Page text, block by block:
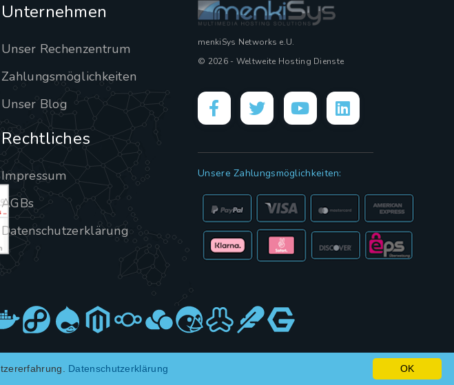
Unternehmen
Unser Rechenzentrum
Zahlungsmöglichkeiten
Unser Blog
Rechtliches
Impressum
AGBs
Datenschutzerklärung
menkiSys Networks e.U.
© 2026 - Weltweite Hosting Dienste
Unsere Zahlungsmöglichkeiten:
OK
Datenschutzerklärung